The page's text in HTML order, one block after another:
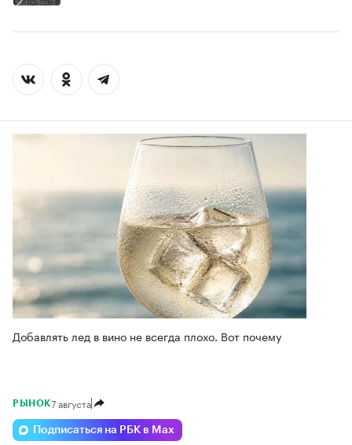
Добавлять лед в вино не всегда плохо. Вот почему
РЫНОК7 августа
Подписаться на РБК в Max